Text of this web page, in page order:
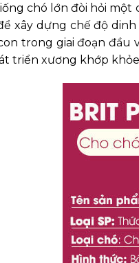
chó lớn đòi hỏi
xây dựng chế độ
trong giai đoạn đầu
triển xương khớp